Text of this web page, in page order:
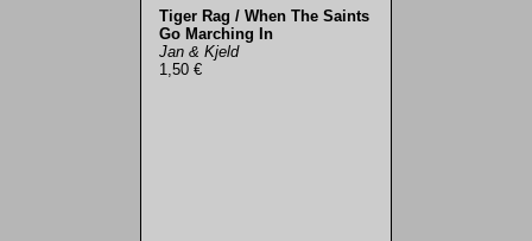
Tiger Rag / When The Saints
Go Marching In
Jan & Kjeld
1,50 €